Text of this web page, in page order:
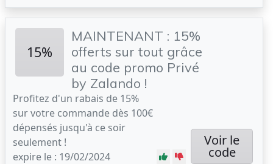
15%
MAINTENANT : 15%
offerts sur tout grâce
au code promo Privé
by Zalando !
Profitez d'un rabais de 15%
sur votre commande dès 100€
dépensés jusqu'à ce soir
seulement !
expire le : 19/02/2024
Voir le
code